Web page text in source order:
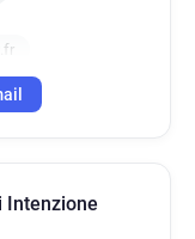
Intenzione